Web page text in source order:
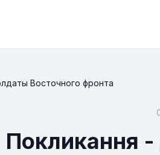
Восточного фронта
Покликання